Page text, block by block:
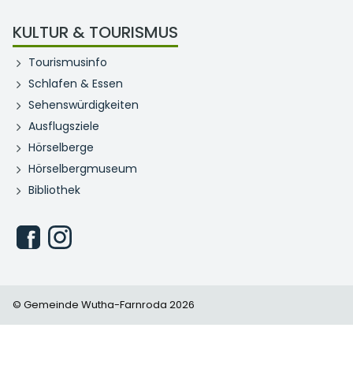
KULTUR & TOURISMUS
Tourismusinfo
Schlafen & Essen
Sehenswürdigkeiten
Ausflugsziele
Hörselberge
Hörselbergmuseum
Bibliothek
© Gemeinde Wutha-Farnroda 2026